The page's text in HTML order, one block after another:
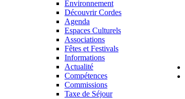
Environnement
Découvrir Cordes
Agenda
Espaces Culturels
Associations
Fêtes et Festivals
Informations
Actualité
Compétences
Commissions
Taxe de Séjour